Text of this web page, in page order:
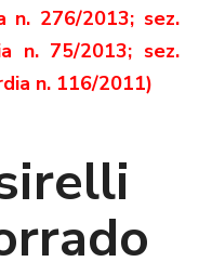
n. 276/2013; sez.
n. 75/2013; sez.
n. 116/2011)